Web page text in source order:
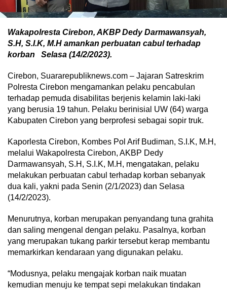
Wakapolresta Cirebon, AKBP Dedy Darmawansyah,
S.H, S.I.K, M.H amankan perbuatan cabul terhadap
korban Selasa (14/2/2023).
Cirebon, Suararepubliknews.com – Jajaran Satreskrim
Polresta Cirebon mengamankan pelaku pencabulan
terhadap pemuda disabilitas berjenis kelamin laki-laki
yang berusia 19 tahun. Pelaku berinisial UW (64) warga
Kabupaten Cirebon yang berprofesi sebagai sopir truk.
Kaporlesta Cirebon, Kombes Pol Arif Budiman, S.I.K, M.H,
melalui Wakapolresta Cirebon, AKBP Dedy
Darmawansyah, S.H, S.I.K, M.H, mengatakan, pelaku
melakukan perbuatan cabul terhadap korban sebanyak
dua kali, yakni pada Senin (2/1/2023) dan Selasa
(14/2/2023).
Menurutnya, korban merupakan penyandang tuna grahita
dan saling mengenal dengan pelaku. Pasalnya, korban
yang merupakan tukang parkir tersebut kerap membantu
memarkirkan kendaraan yang digunakan pelaku.
“Modusnya, pelaku mengajak korban naik muatan
kemudian menuju ke tempat sepi melakukan tindakan